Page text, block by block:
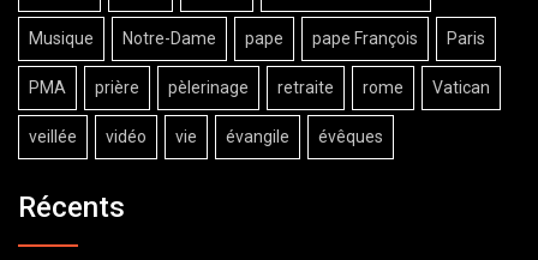
Musique Notre-Dame pape pape François Paris
PMA prière pèlerinage retraite rome Vatican
veillée vidéo vie évangile évêques
Récents